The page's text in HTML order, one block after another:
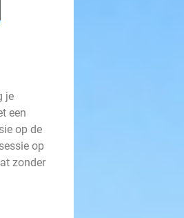
je
een
op de
op
zonder